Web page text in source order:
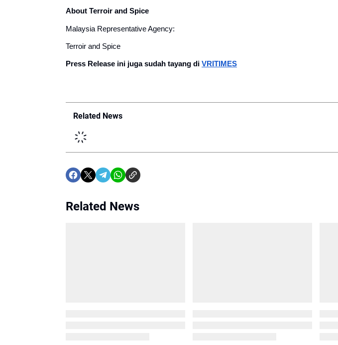
About Terroir and Spice
Malaysia Representative Agency:
Terroir and Spice
Press Release ini juga sudah tayang di VRITIMES
Related News
Related News